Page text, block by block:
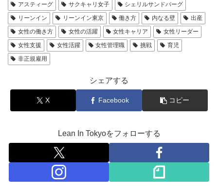
アスティーグ
サクキャリ女子
シェリルサンドバーグ
リーンイン
リーンイン東京 働き方 内なる壁
出産
女性の働き方
女性の活躍 女性キャリア
女性リーダー
女性支援
女性活躍 女性管理職 挑戦
育児
非正規雇用
シェアする
X Facebook コピー
Lean In Tokyoをフォローする